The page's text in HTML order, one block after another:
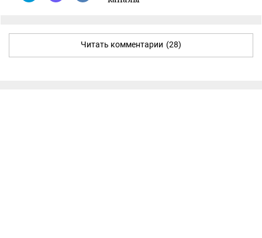
Читать комментарии (28)